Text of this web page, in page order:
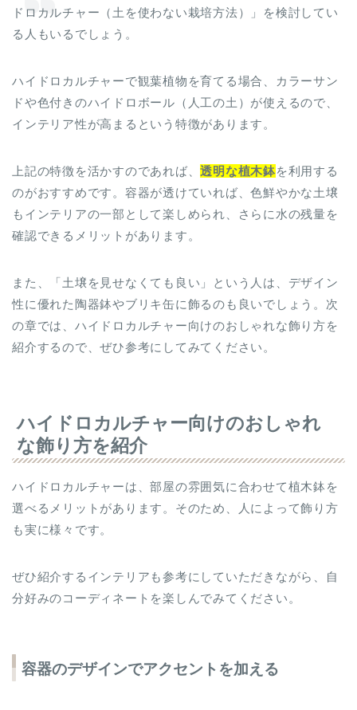
ドロカルチャー（土を使わない栽培方法）」を検討してい
る人もいるでしょう。
ハイドロカルチャーで観葉植物を育てる場合、カラーサン
ドや色付きのハイドロボール（人工の土）が使えるので、
インテリア性が高まるという特徴があります。
上記の特徴を活かすのであれば、透明な植木鉢を利用する
のがおすすめです。容器が透けていれば、色鮮やかな土壌
もインテリアの一部として楽しめられ、さらに水の残量を
確認できるメリットがあります。
また、「土壌を見せなくても良い」という人は、デザイン
性に優れた陶器鉢やブリキ缶に飾るのも良いでしょう。次
の章では、ハイドロカルチャー向けのおしゃれな飾り方を
紹介するので、ぜひ参考にしてみてください。
ハイドロカルチャー向けのおしゃれ
な飾り方を紹介
ハイドロカルチャーは、部屋の雰囲気に合わせて植木鉢を
選べるメリットがあります。そのため、人によって飾り方
も実に様々です。
ぜひ紹介するインテリアも参考にしていただきながら、自
分好みのコーディネートを楽しんでみてください。
容器のデザインでアクセントを加える